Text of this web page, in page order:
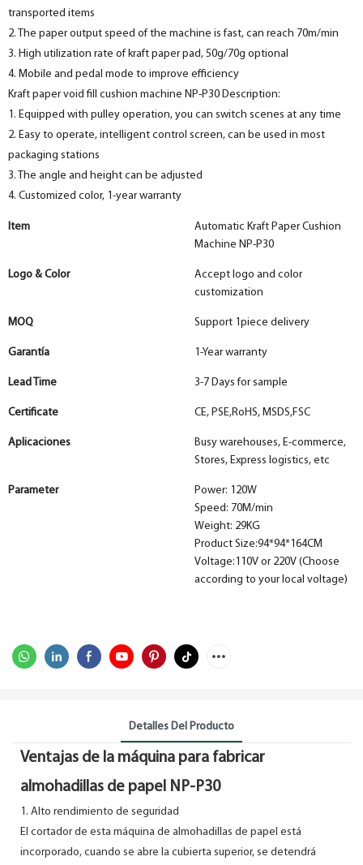
transported items
2. The paper output speed of the machine is fast, can reach 70m/min
3. High utilization rate of kraft paper pad, 50g/70g optional
4. Mobile and pedal mode to improve efficiency
Kraft paper void fill cushion machine NP-P30 Description:
1. Equipped with pulley operation, you can switch scenes at any time
2. Easy to operate, intelligent control screen, can be used in most
packaging stations
3. The angle and height can be adjusted
4. Customized color, 1-year warranty
Item
Automatic Kraft Paper Cushion
Machine NP-P30
Logo & Color
Accept logo and color
customization
MOQ Support 1piece delivery
Garantía 1-Year warranty
Lead Time 3-7 Days for sample
Certificate CE, PSE,RoHS, MSDS,FSC
Aplicaciones
Busy warehouses, E-commerce,
Stores, Express logistics, etc
Parameter
Power: 120W
Speed: 70M/min
Weight: 29KG
Product Size:94*94*164CM
Voltage:110V or 220V (Choose
according to your local voltage)
Detalles Del Producto
Ventajas de la máquina para fabricar
almohadillas de papel NP-P30
1. Alto rendimiento de seguridad
El cortador de esta máquina de almohadillas de papel está
incorporado, cuando se abre la cubierta superior, se detendrá